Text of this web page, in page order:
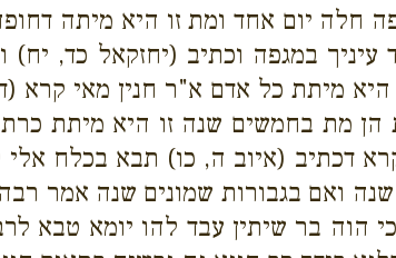
יום אחד ומת זו היא מיתה
במגפה וכתיב (יחזקאל כד,
מיתת כל אדם א"ר חנין מאי קרא
הן מת בחמשים שנה זו היא מיתת
דכתיב (איוב ה, כו) תבא בכלח אלי
ואם בגבורות שמונים שנה אמר
בר שיתין עבד להו יומא טבא